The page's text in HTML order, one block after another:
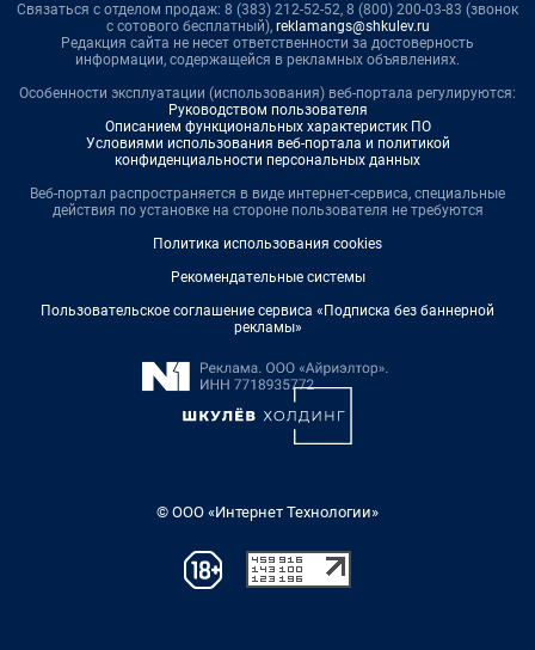
Связаться с отделом продаж: 8 (383) 212-52-52, 8 (800) 200-03-83 (звонок
с сотового бесплатный), reklamangs@shkulev.ru
Редакция сайта не несет ответственности за достоверность
информации, содержащейся в рекламных объявлениях.
Особенности эксплуатации (использования) веб-портала регулируются:
Руководством пользователя
Описанием функциональных характеристик ПО
Условиями использования веб-портала и политикой
конфиденциальности персональных данных
Веб-портал распространяется в виде интернет-сервиса, специальные
действия по установке на стороне пользователя не требуются
Политика использования cookies
Рекомендательные системы
Пользовательское соглашение сервиса «Подписка без баннерной
рекламы»
© ООО «Интернет Технологии»